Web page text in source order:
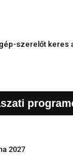
szerelőt keres
2027